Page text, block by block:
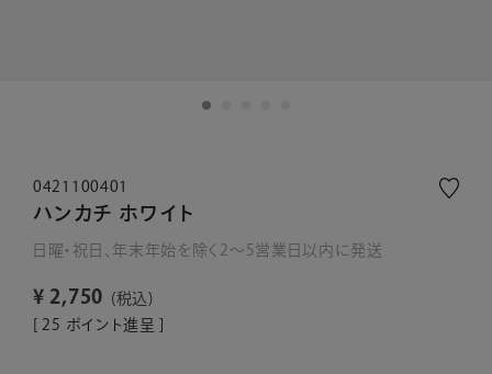
0421100401
ハンカチ ホワイト
日曜・祝日、年末年始を除く2～5営業日以内に発送
¥ 2,750
税込
25 ポイント進呈 ]